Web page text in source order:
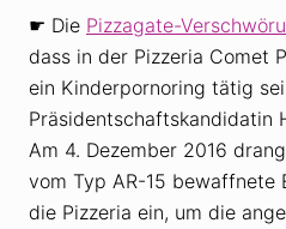
☛ Die Pizzagate-
dass in der Pizzeria Comet
ein Kinderpornoring tätig
Präsidentschaftskandidatin
Am 4. Dezember 2016
vom Typ AR-15 bewaffnete
die Pizzeria ein, um die